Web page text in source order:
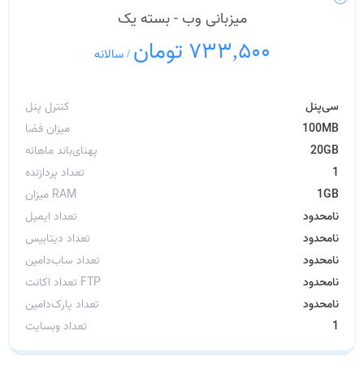
میزبانی وب - بسته یک
733,500 تومان /سالانه
کنترل پنل
سی‌پنل
میزان فضا
100MB
پهنای‌باند ماهانه
20GB
تعداد پردازنده
1
میزان RAM
1GB
تعداد ایمیل
نامحدود
تعداد دیتابیس
نامحدود
تعداد ساب‌دامین
نامحدود
تعداد اکانت FTP
نامحدود
تعداد پارک‌دامین
نامحدود
تعداد وبسایت
1